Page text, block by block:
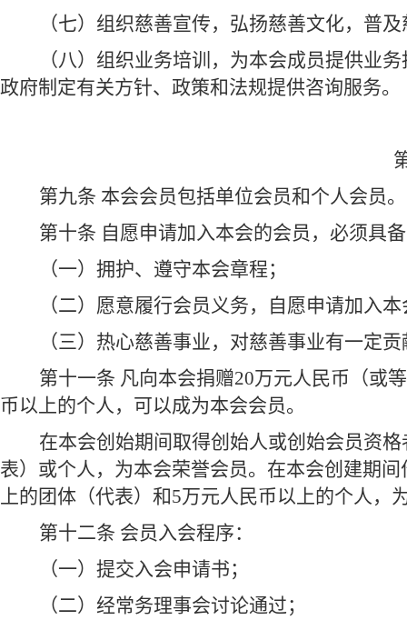
（七）组织慈善宣传，弘扬慈善文化，普
（八）组织业务培训，为本会成员提供业
政府制定有关方针、政策和法规提供咨询服务。
第九条 本会会员包括单位会员和个人会员。
第十条 自愿申请加入本会的会员，必须具
（一）拥护、遵守本会章程；
（二）愿意履行会员义务，自愿申请加入本
（三）热心慈善事业，对慈善事业有一定贡
第十一条 凡向本会捐赠20万元人民币（或
币以上的个人，可以成为本会会员。
在本会创始期间取得创始人或创始会员资
表）或个人，为本会荣誉会员。在本会创建期
上的团体（代表）和5万元人民币以上的个人
第十二条 会员入会程序：
（一）提交入会申请书；
（二）经常务理事会讨论通过；